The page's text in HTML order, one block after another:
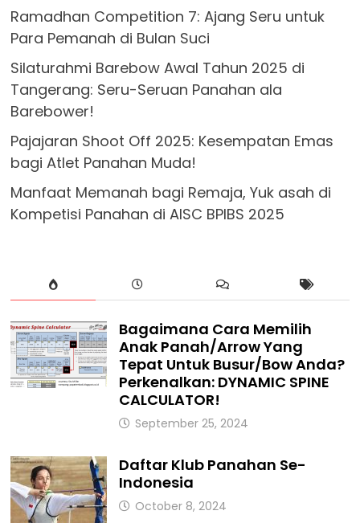
Ramadhan Competition 7: Ajang Seru untuk
Para Pemanah di Bulan Suci
Silaturahmi Barebow Awal Tahun 2025 di
Tangerang: Seru-Seruan Panahan ala
Barebower!
Pajajaran Shoot Off 2025: Kesempatan Emas
bagi Atlet Panahan Muda!
Manfaat Memanah bagi Remaja, Yuk asah di
Kompetisi Panahan di AISC BPIBS 2025
Bagaimana Cara Memilih
Anak Panah/Arrow Yang
Tepat Untuk Busur/Bow Anda?
Perkenalkan: DYNAMIC SPINE
CALCULATOR!
September 25, 2024
Daftar Klub Panahan Se-
Indonesia
October 8, 2024